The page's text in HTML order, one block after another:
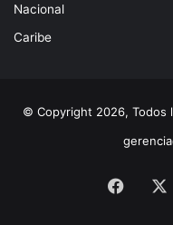
Nacional
Caribe
© Copyright 2026, Todos